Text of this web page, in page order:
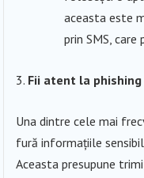
aceasta este
prin SMS,
Fii atent la
Una dintre cele mai
fură informațiile
Aceasta presupune